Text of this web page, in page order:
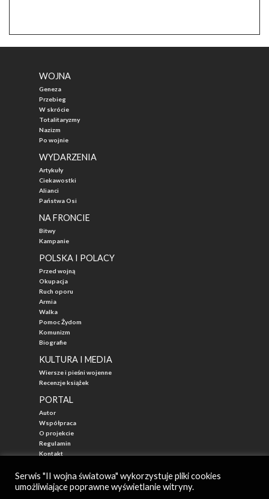
WOJNA
Geneza
Przebieg
W skrócie
Totalitaryzmy
Nazizm
Po wojnie
WYDARZENIA
Artykuły
Ciekawostki
Alianci
Państwa Osi
NA FRONCIE
Bitwy
Kampanie
POLSKA I POLACY
Przed wojną
Okupacja
Ruch oporu
Armia
Walka
Pomoc Żydom
Komunizm
Biografie
KULTURA I MEDIA
Wiersze i pieśni wojenne
Recenzje książek
PORTAL
Autor
Współpraca
O projekcie
Regulamin
Kontakt
Serwis "II wojna światowa" wykorzystuje pliki cookies
umożliwiające poprawne wyświetlanie witryny.